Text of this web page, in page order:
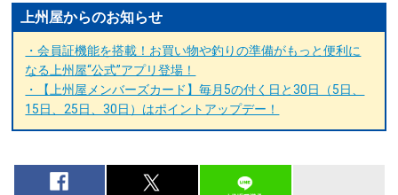
上州屋からのお知らせ
・会員証機能を搭載！お買い物や釣りの準備がもっと便利に
なる上州屋“公式”アプリ登場！
・【上州屋メンバーズカード】毎月5の付く日と30日（5日、
15日、25日、30日）はポイントアップデー！